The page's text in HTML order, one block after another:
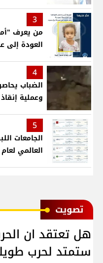
3
من يعرف
العودة إلى
4
الضباب
وعملية
5
العالمي لعام 2027... حضور عالمي وعربي
ﺗﺼﻮﻳﺖ
هل تعتقد ان
ستمتد لحرب